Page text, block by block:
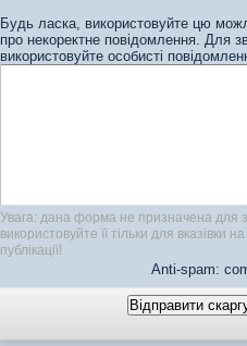
Будь ласка, використовуйте цю
про некоректне повідомлення. Для
використовуйте особисті
Увага: дана форма не призначена для
використовуйте її тільки для вказівки на правила, що порушують, форуму
публікації!
Anti-spam: